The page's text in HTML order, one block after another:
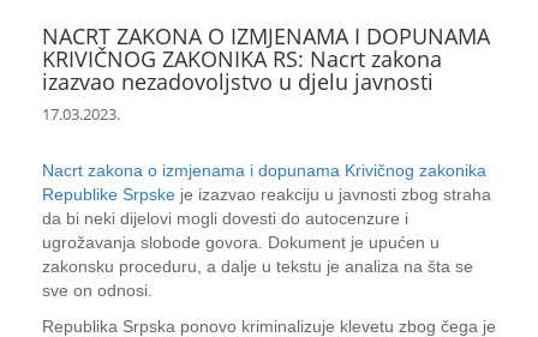
NACRT ZAKONA O IZMJENAMA I DOPUNAMA
KRIVIČNOG ZAKONIKA RS: Nacrt zakona
izazvao nezadovoljstvo u djelu javnosti
17.03.2023.
Nacrt zakona o izmjenama i dopunama Krivičnog zakonika
Republike Srpske je izazvao reakciju u javnosti zbog straha
da bi neki dijelovi mogli dovesti do autocenzure i
ugrožavanja slobode govora. Dokument je upućen u
zakonsku proceduru, a dalje u tekstu je analiza na šta se
sve on odnosi.
Republika Srpska ponovo kriminalizuje klevetu zbog čega je